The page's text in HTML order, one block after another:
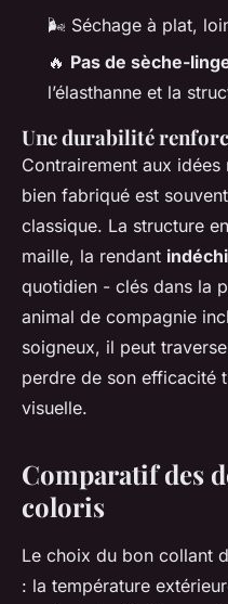
🌬️ Séchage à plat,
🔥 Pas de sèche-
l’élasthanne et la
Une durabilité
Contrairement aux
bien fabriqué est souvent
classique. La structure
maille, la rendant
quotidien - clés dans la
animal de compagnie
soigneux, il peut
perdre de son efficacité
visuelle.
Comparatif des
coloris
Le choix du bon collant
: la température